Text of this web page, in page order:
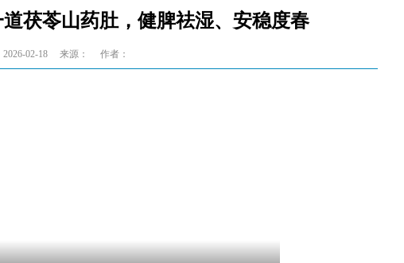
茯苓山药肚，健脾祛湿、安稳度春
2026-02-18 来源： 作者：